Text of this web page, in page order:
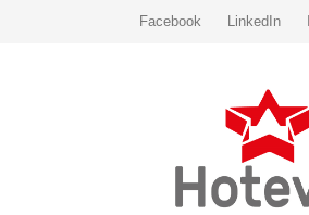
Facebook LinkedIn